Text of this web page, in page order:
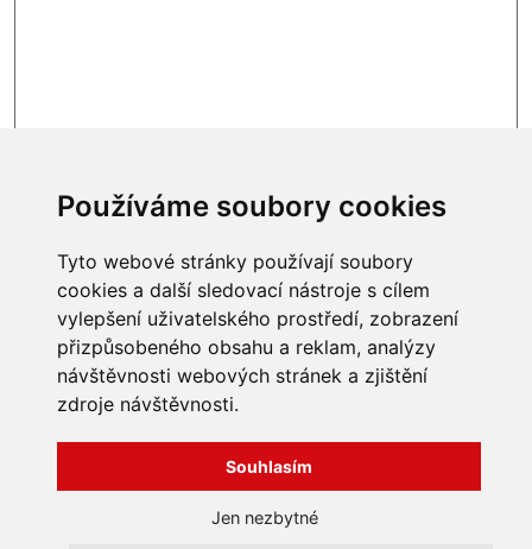
Používáme soubory cookies
Tyto webové stránky používají soubory
cookies a další sledovací nástroje s cílem
vylepšení uživatelského prostředí, zobrazení
přizpůsobeného obsahu a reklam, analýzy
návštěvnosti webových stránek a zjištění
zdroje návštěvnosti.
Souhlasím
Jen nezbytné
INFORMACE
Obchodní podmínky
Zpracování a ochrana
Reklamace, odstoupení od
Bravura s.r.o. © 2026